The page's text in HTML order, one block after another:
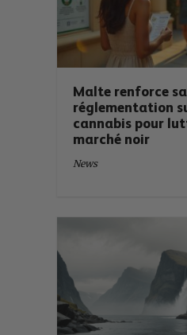
Malte renforce sa
réglementation
cannabis pour
marché noir
News